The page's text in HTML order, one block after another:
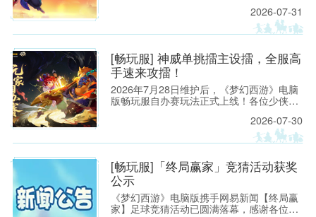
2026-07-31
[畅玩服] 神威单挑擂主设擂，全服高
手速来攻擂！
2026年7月28日维护后，《梦幻西游》电脑
版畅玩服自办赛玩法正式上线！各位少侠只
需在游戏内按照指引提交办赛申请，就能快
2026-07-30
[畅玩服]「终局赢家」竞猜活动获奖
公示
《梦幻西游》电脑版携手网易新闻【终局赢
家】足球竞猜活动已圆满落幕，感谢各位少